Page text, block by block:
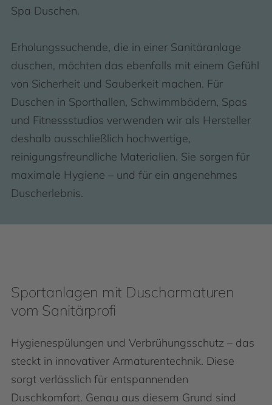
Spa Duschen.
Erholungssuchende, die in einer Sanitäranlage
duschen, möchten das ebenfalls mit einem Gefühl
von Sicherheit und Sauberkeit machen. Für
Duschen in Sporthallen, Schwimmbädern, Spas
und Fitnessstudios verwenden wir als Hersteller
deshalb ausschließlich hochwertige,
reinigungsfreundliche Materialien. Sie sorgen für
maximale Hygiene – und für ein angenehmes
Duscherlebnis.
Sportanlagen mit Duscharmaturen
vom Sanitärprofi
Hygienespülungen und Verbrühungsschutz – das
steckt in innovativer Armaturentechnik. Diese
sorgt verlässlich für entspannenden
Duschkomfort. Genau aus diesem Grund sind